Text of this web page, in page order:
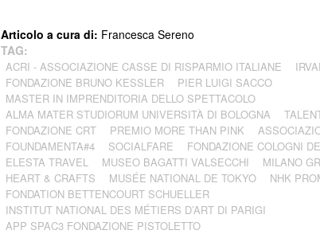
Articolo a cura di: Francesca Sereno
TAG:
ACRI - ASSOCIAZIONE CASSE DI RISPARMIO ITALIANE
FONDAZIONE BRUNO KESSLER
PIER LUIGI SACCO
MASTER IN IMPRENDITORIA DELLO SPETTACOLO
ALMA MATER STUDIORUM UNIVERSITÀ DI BOLOGNA
FONDAZIONE CRT
PREMIO MORE THAN PINK
FOUNDAMENTA#4
SOCIALFARE
FONDAZIONE COLOGNI
ELESTA TRAVEL
MUSEO BAGATTI VALSECCHI MILANO
HEART & CRAFTS
MUSÉE NATIONAL DE TOKYO NHK
FONDATION BETTENCOURT SCHUELLER
INSTITUT NATIONAL DES MÉTIERS D’ART DI PARIGI
APP SPAC3 FONDAZIONE PISTOLETTO